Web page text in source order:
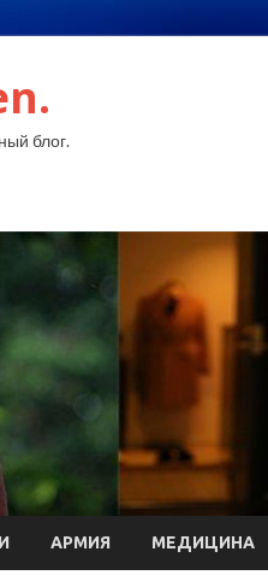
блог.
АРМИЯ МЕДИЦИНА